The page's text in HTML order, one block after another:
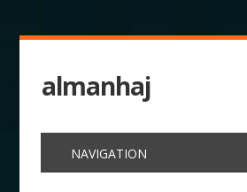
almanhaj